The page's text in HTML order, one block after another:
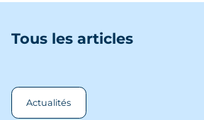
Tous les articles
Actualités